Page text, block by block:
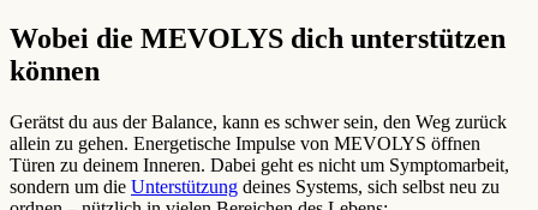
Wobei die MEVOLYS dich unterstützen
können ​
Gerätst du aus der Balance, kann es schwer sein, den Weg zurück
allein zu gehen. Energetische Impulse von MEVOLYS öffnen
Türen zu deinem Inneren. Dabei geht es nicht um Symptomarbeit,
sondern um die Unterstützung deines Systems, sich selbst neu zu